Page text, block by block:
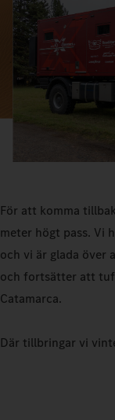
För att komma
meter högt pass. Vi
och vi är glada över
och fortsätter att
Catamarca.
Där tillbringar vi